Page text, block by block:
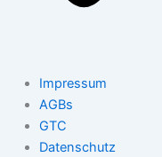
Impressum
AGBs
GTC
Datenschutz